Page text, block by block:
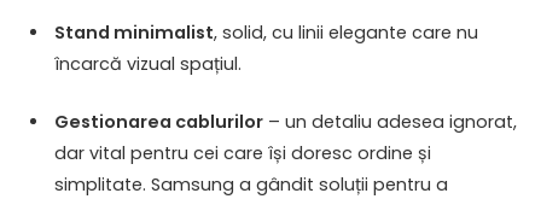
Stand minimalist, solid, cu linii elegante care nu
încarcă vizual spațiul.
Gestionarea cablurilor – un detaliu adesea ignorat,
dar vital pentru cei care își doresc ordine și
simplitate. Samsung a gândit soluții pentru a